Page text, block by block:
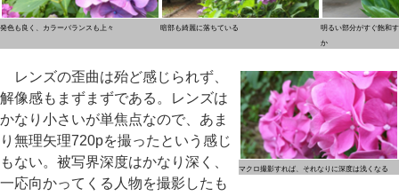
発色も良く、カラーバランスも上々 暗部も綺麗に落ちている
明るい部分がすぐ飽和
か
マクロ撮影すれば、それなりに深度は浅くなる
レンズの歪曲は殆ど感じられず、
解像感もまずまずである。レンズは
かなり小さいが単焦点なので、あま
り無理矢理720pを撮ったという感じ
もない。被写界深度はかなり深く、
一応向かってくる人物を撮影したも